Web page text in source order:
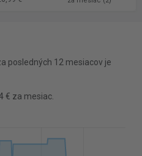
posledných 12 mesiacov je
€ za mesiac.